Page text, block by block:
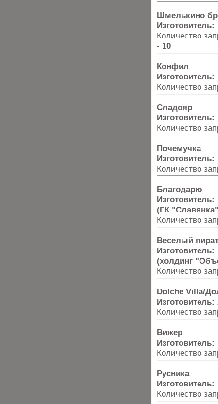
Шмелькино
Количество
- 10
Конфил
Количество
Сладояр
Количество
Почемучка
Количество
Благодарю
(ГК
Количество
Веселый пират
(холдинг
Количество
Dolche Villa/
Количество
Вижер
Количество
Русника
Количество